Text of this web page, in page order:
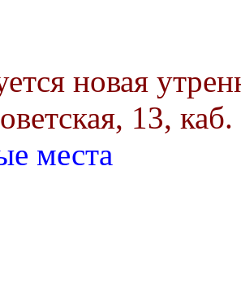
новая
13,
места